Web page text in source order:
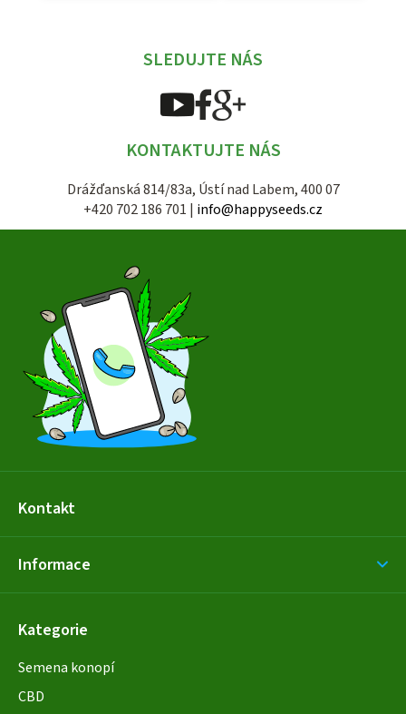
SLEDUJTE NÁS
KONTAKTUJTE NÁS
Drážďanská 814/83a, Ústí nad Labem, 400 07
+420 702 186 701 | info@happyseeds.cz
Kontakt
Informace
Kategorie
Semena konopí
CBD